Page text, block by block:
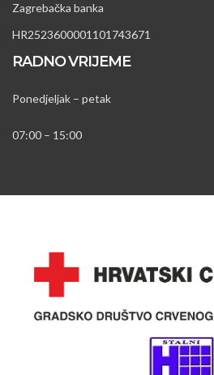
Zagrebačka banka
HR2523600001101743671
RADNO VRIJEME
Ponedjeljak – petak
07:00 – 15:00